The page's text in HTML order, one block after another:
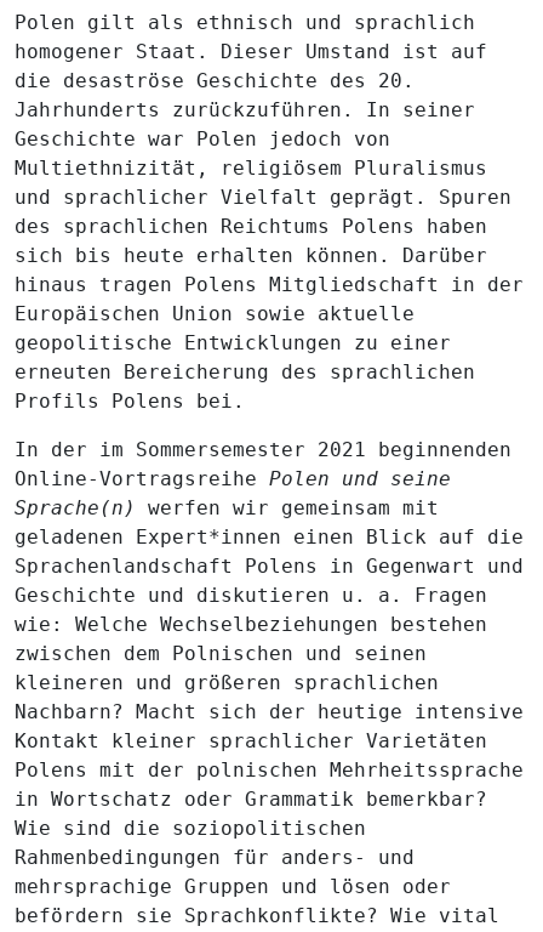
Polen gilt als ethnisch und sprachlich
homogener Staat. Dieser Umstand ist auf
die desaströse Geschichte des 20.
Jahrhunderts zurückzuführen. In seiner
Geschichte war Polen jedoch von
Multiethnizität, religiösem Pluralismus
und sprachlicher Vielfalt geprägt. Spuren
des sprachlichen Reichtums Polens haben
sich bis heute erhalten können. Darüber
hinaus tragen Polens Mitgliedschaft in der
Europäischen Union sowie aktuelle
geopolitische Entwicklungen zu einer
erneuten Bereicherung des sprachlichen
Profils Polens bei.
In der im Sommersemester 2021 beginnenden
Online-Vortragsreihe Polen und seine
Sprache(n) werfen wir gemeinsam mit
geladenen Expert*innen einen Blick auf die
Sprachenlandschaft Polens in Gegenwart und
Geschichte und diskutieren u. a. Fragen
wie: Welche Wechselbeziehungen bestehen
zwischen dem Polnischen und seinen
kleineren und größeren sprachlichen
Nachbarn? Macht sich der heutige intensive
Kontakt kleiner sprachlicher Varietäten
Polens mit der polnischen Mehrheitssprache
in Wortschatz oder Grammatik bemerkbar?
Wie sind die soziopolitischen
Rahmenbedingungen für anders- und
mehrsprachige Gruppen und lösen oder
befördern sie Sprachkonflikte? Wie vital